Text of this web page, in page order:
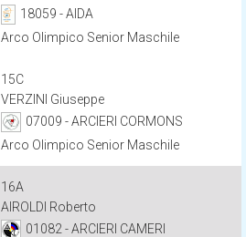
18059 - AIDA
Arco Olimpico Senior Maschile
15C
VERZINI Giuseppe
07009 - ARCIERI CORMONS
Arco Olimpico Senior Maschile
16A
AIROLDI Roberto
01082 - ARCIERI CAMERI